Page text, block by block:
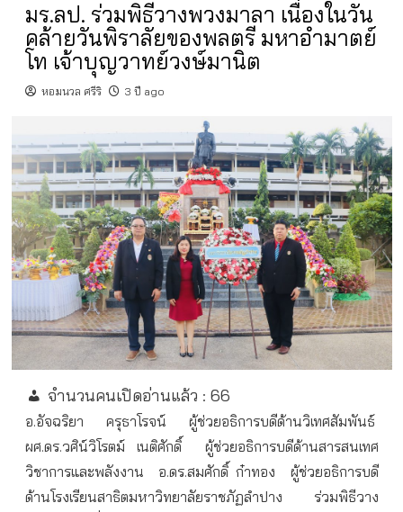
มร.ลป. ร่วมพิธีวางพวงมาลา เนื่องในวัน
คล้ายวันพิราลัยของพลตรี มหาอำมาตย์
โท เจ้าบุญวาทย์วงษ์มานิต
หอมนวล ศรีริ 3 ปี ago
จำนวนคนเปิดอ่านแล้ว : 66
อ.อัจฉริยา ครุธาโรจน์
ผู้ช่วยอธิการบดีด้านวิเทศสัมพันธ์
ผศ.ดร.วศิน์วิโรตม์ เนติศักดิ์
ผู้ช่วยอธิการบดีด้านสารสนเทศ
วิชาการและพลังงาน
อ.ดร.สมศักดิ์ ก๋าทอง
ผู้ช่วยอธิการบดี
ด้านโรงเรียนสาธิตมหาวิทยาลัยราชภัฏลำปาง
ร่วมพิธีวาง